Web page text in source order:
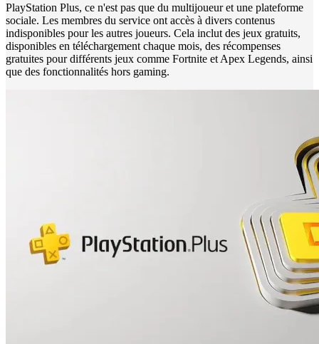
PlayStation Plus, ce n'est pas que du multijoueur et une plateforme
sociale. Les membres du service ont accès à divers contenus
indisponibles pour les autres joueurs. Cela inclut des jeux gratuits,
disponibles en téléchargement chaque mois, des récompenses
gratuites pour différents jeux comme Fortnite et Apex Legends, ainsi
que des fonctionnalités hors gaming.